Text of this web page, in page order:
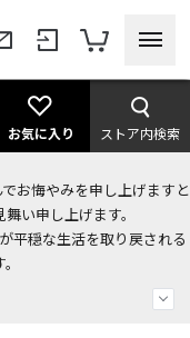
お気に入り ストア内検索
お悔やみを申し上げますと
い申し上げます。
平穏な生活を取り戻される
レゼント！